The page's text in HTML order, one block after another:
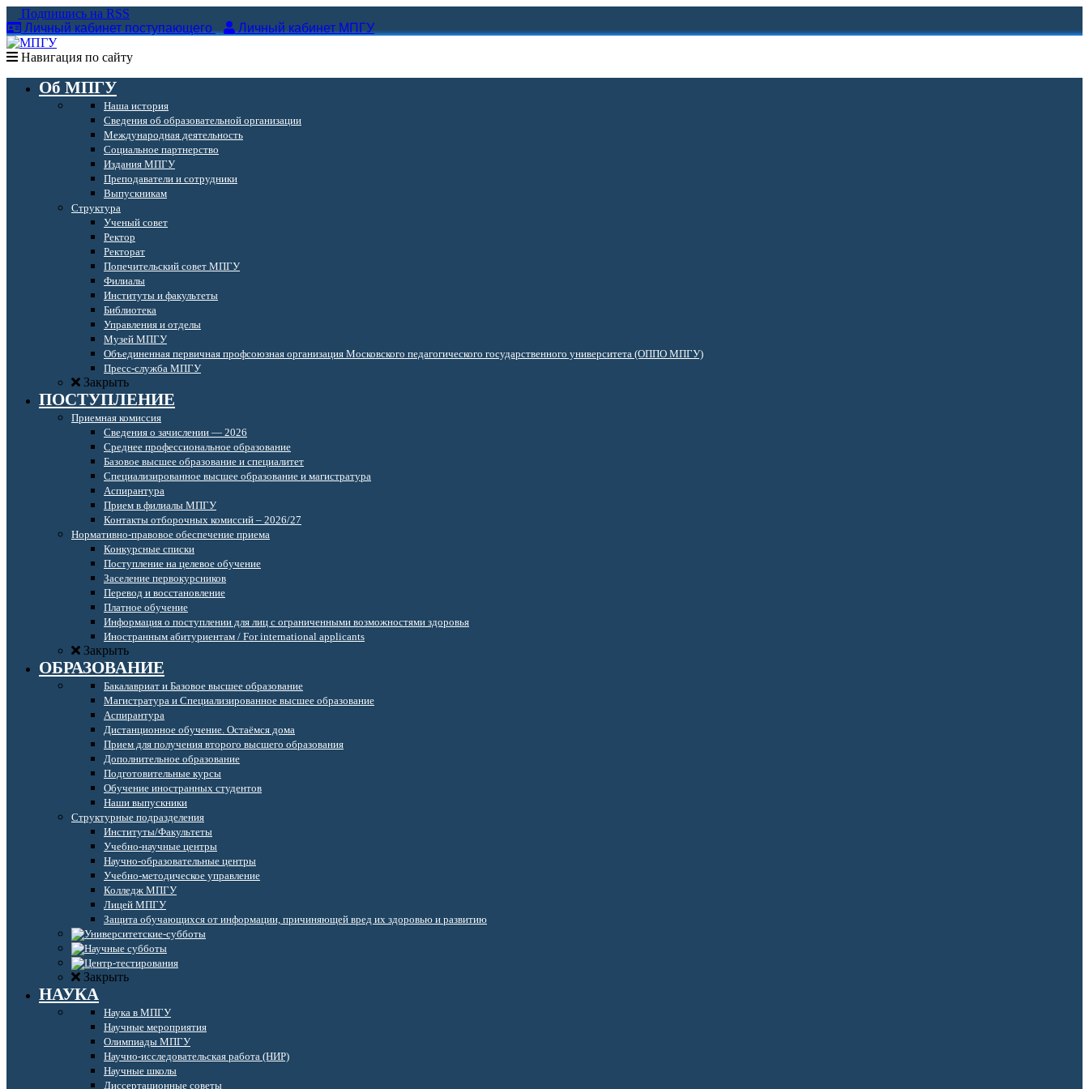
Подпишись на RSS
Личный кабинет поступающего
Личный кабинет МПГУ
Навигация по сайту
Об МПГУ
Наша история
Сведения об образовательной организации
Международная деятельность
Социальное партнерство
Издания МПГУ
Преподаватели и сотрудники
Выпускникам
Структура
Ученый совет
Ректор
Ректорат
Попечительский совет МПГУ
Филиалы
Институты и факультеты
Библиотека
Управления и отделы
Музей МПГУ
Объединенная первичная профсоюзная организация Московского педагогического государственного университета (ОППО МПГУ)
Пресс-служба МПГУ
Закрыть
ПОСТУПЛЕНИЕ
Приемная комиссия
Сведения о зачислении — 2026
Среднее профессиональное образование
Базовое высшее образование и специалитет
Специализированное высшее образование и магистратура
Аспирантура
Прием в филиалы МПГУ
Контакты отборочных комиссий – 2026/27
Нормативно-правовое обеспечение приема
Конкурсные списки
Поступление на целевое обучение
Заселение первокурсников
Перевод и восстановление
Платное обучение
Информация о поступлении для лиц с ограниченными возможностями здоровья
Иностранным абитуриентам / For international applicants
Закрыть
ОБРАЗОВАНИЕ
Бакалавриат и Базовое высшее образование
Магистратура и Специализированное высшее образование
Аспирантура
Дистанционное обучение. Остаёмся дома
Прием для получения второго высшего образования
Дополнительное образование
Подготовительные курсы
Обучение иностранных студентов
Наши выпускники
Структурные подразделения
Институты/Факультеты
Учебно-научные центры
Научно-образовательные центры
Учебно-методическое управление
Колледж МПГУ
Лицей МПГУ
Защита обучающихся от информации, причиняющей вред их здоровью и развитию
Закрыть
НАУКА
Наука в МПГУ
Научные мероприятия
Олимпиады МПГУ
Научно-исследовательская работа (НИР)
Научные школы
Диссертационные советы